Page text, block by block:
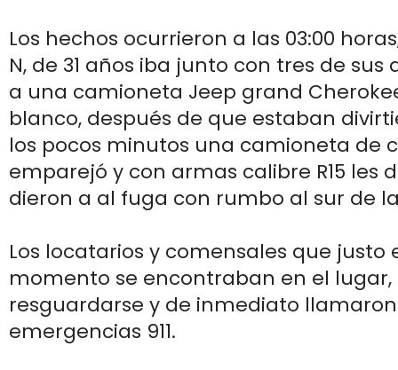
Los hechos ocurrieron a las 03:00
N, de 31 años iba junto con tres de sus
a una camioneta Jeep grand
blanco, después de que estaban
los pocos minutos una camioneta de
emparejó y con armas calibre R15 les
dieron a al fuga con rumbo al sur de
Los locatarios y comensales que justo
momento se encontraban en el
resguardarse y de inmediato
emergencias 911.